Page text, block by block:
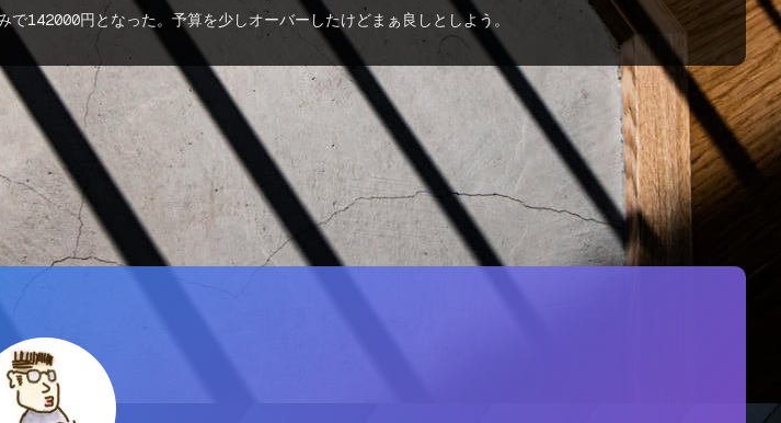
142000円となった。予算を少しオーバーしたけどまぁ良しとしよう。